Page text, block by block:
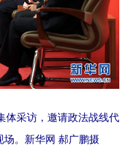
采访，邀请政法战线代
。新华网 郝广鹏摄